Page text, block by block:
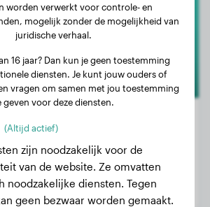
1 jaar, 4 maanden
Teef
worden verwerkt voor controle- en
mogelijk zonder de mogelijkheid van
juridische verhaal.
16 jaar? Dan kun je geen toestemming
diensten. Je kunt jouw ouders of
vragen om samen met jou toestemming
geven voor deze diensten.
(Altijd actief)
zijn noodzakelijk voor de
van de website. Ze omvatten
noodzakelijke diensten. Tegen
geen bezwaar worden gemaakt.